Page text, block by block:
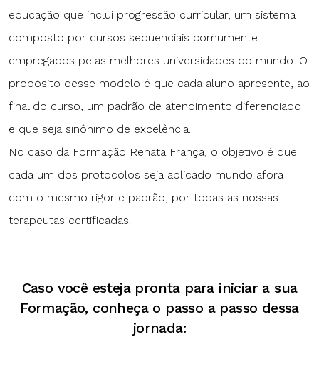
educação que inclui progressão curricular, um sistema
composto por cursos sequenciais comumente
empregados pelas melhores universidades do mundo. O
propósito desse modelo é que cada aluno apresente, ao
final do curso, um padrão de atendimento diferenciado
e que seja sinônimo de excelência.
No caso da Formação Renata França, o objetivo é que
cada um dos protocolos seja aplicado mundo afora
com o mesmo rigor e padrão, por todas as nossas
terapeutas certificadas.
Caso você esteja pronta para iniciar a sua
Formação, conheça o passo a passo dessa
jornada: